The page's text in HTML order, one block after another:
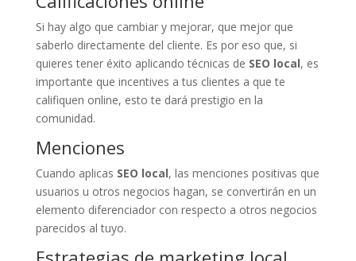
Si hay algo que cambiar y mejorar, que mejor que
saberlo directamente del cliente. Es por eso que, si
quieres tener éxito aplicando técnicas de SEO local, es
importante que incentives a tus clientes a que te
califiquen online, esto te dará prestigio en la
comunidad.
Menciones
Cuando aplicas SEO local, las menciones positivas que
usuarios u otros negocios hagan, se convertirán en un
elemento diferenciador con respecto a otros negocios
parecidos al tuyo.